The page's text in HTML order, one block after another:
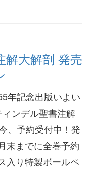
解大解剖 発売
年記念出版いよい
ンデル聖書注解
、予約受付中！発
末までに全巻予約
入り特製ボールペ